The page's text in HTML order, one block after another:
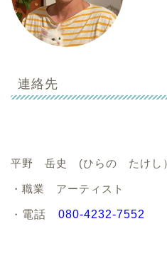
連絡先
平野 岳史 (ひらの たけし
・職業 アーティスト
・ 電話 080-4232-7552